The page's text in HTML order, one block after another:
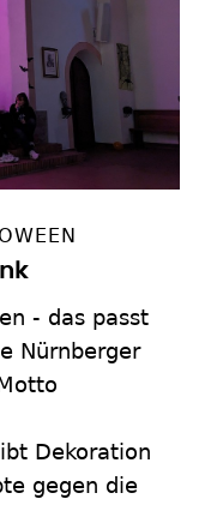
- das passt
Nürnberger
Dekoration
gegen die